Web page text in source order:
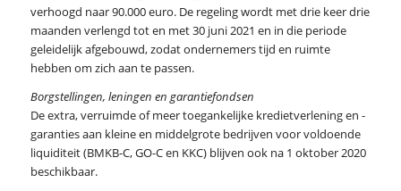
verhoogd naar 90.000 euro. De regeling wordt met drie keer drie
maanden verlengd tot en met 30 juni 2021 en in die periode
geleidelijk afgebouwd, zodat ondernemers tijd en ruimte
hebben om zich aan te passen.
Borgstellingen, leningen en garantiefondsen
De extra, verruimde of meer toegankelijke kredietverlening en -
garanties aan kleine en middelgrote bedrijven voor voldoende
liquiditeit (BMKB-C, GO-C en KKC) blijven ook na 1 oktober 2020
beschikbaar.